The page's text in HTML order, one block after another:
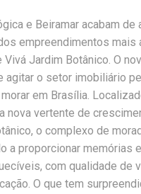
e Beiramar acabam de
empreendimentos mais
Vivá Jardim Botânico. O
agitar o setor imobiliário
em Brasília.
nova vertente de
o complexo de
a proporcionar memórias e
com qualidade de
O que tem